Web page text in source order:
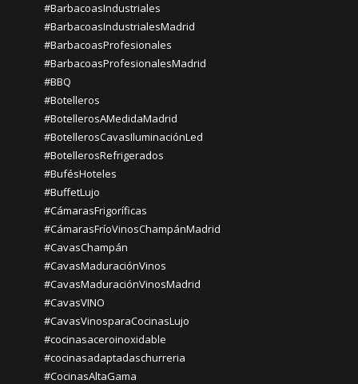
#BarbacoasIndustriales
#BarbacoasIndustrialesMadrid
#BarbacoasProfesionales
#BarbacoasProfesionalesMadrid
#BBQ
#Botelleros
#BotellerosAMedidaMadrid
#BotellerosCavasIluminaciónLed
#BotellerosRefrigerados
#BufésHoteles
#BuffetLujo
#CámarasFrigoríficas
#CámarasFríoVinosChampánMadrid
#CavasChampán
#CavasMaduraciónVinos
#CavasMaduraciónVinosMadrid
#CavasVINO
#CavasVinosparaCocinasLujo
#cocinasaceroinoxidable
#cocinasadaptadaschurreria
#CocinasAltaGama